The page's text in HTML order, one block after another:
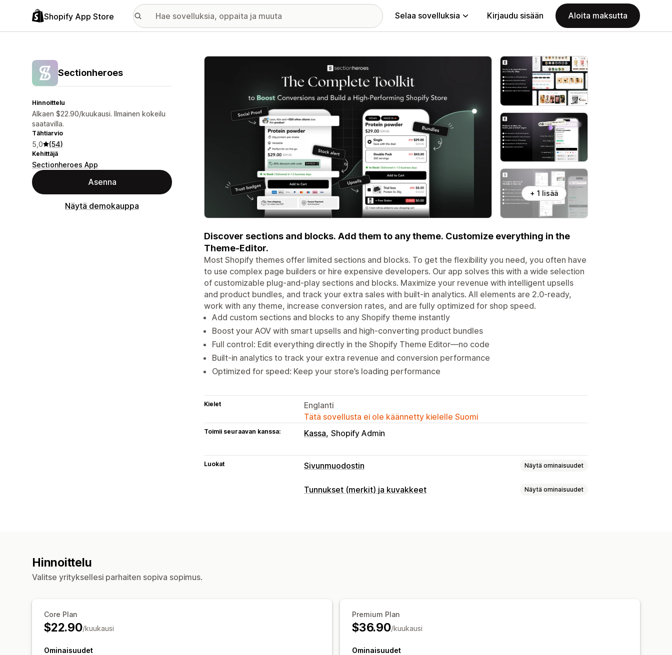
Shopify App Store Selaa sovelluksia Kirjaudu sisään Aloita maksutta
Sectionheroes
Hinnoittelu
Alkaen $22.90/kuukausi. Ilmainen kokeilu
saatavilla.
Tähtiarvio
5,0 (54)
Kehittäjä
Sectionheroes App
Asenna
Näytä demokauppa
Esittelykuvagalleria
+ 1 lisää
Discover sections and blocks. Add them to any theme. Customize everything in the
Theme-Editor.
Most Shopify themes offer limited sections and blocks. To get the flexibility you need, you often have
to use complex page builders or hire expensive developers. Our app solves this with a wide selection
of customizable plug-and-play sections and blocks. Maximize your revenue with intelligent upsells
and product bundles, and track your extra sales with built-in analytics. All elements are 2.0-ready,
work with any theme, increase conversion rates, and are fully optimized for shop speed.
Add custom sections and blocks to any Shopify theme instantly
Boost your AOV with smart upsells and high-converting product bundles
Full control: Edit everything directly in the Shopify Theme Editor—no code
Built-in analytics to track your extra revenue and conversion performance
Optimized for speed: Keep your store’s loading performance
Kielet
Englanti
Tätä sovellusta ei ole käännetty kielelle Suomi
Toimii seuraavan kanssa: Kassa Shopify Admin
Luokat Sivunmuodostin Näytä ominaisuudet
Sivutyypit
Tunnukset (merkit) ja kuvakkeet Näytä ominaisuudet
Hinnoittelu
Valitse yrityksellesi parhaiten sopiva sopimus.
Core Plan
$22.90/kuukausi
Ominaisuudet
Premium Plan
$36.90/kuukausi
Ominaisuudet